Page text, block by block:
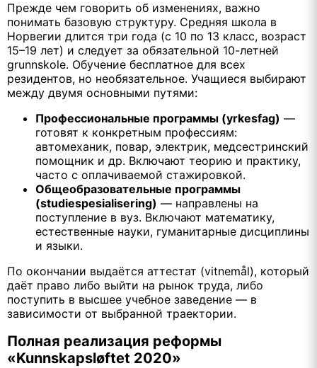
Прежде чем говорить об изменениях, важно
понимать базовую структуру. Средняя школа в
Норвегии длится три года (с 10 по 13 класс, возраст
15–19 лет) и следует за обязательной 10-летней
grunnskole. Обучение бесплатное для всех
резидентов, но необязательное. Учащиеся выбирают
между двумя основными путями:
Профессиональные программы (yrkesfag) —
готовят к конкретным профессиям:
автомеханик, повар, электрик, медсестринский
помощник и др. Включают теорию и практику,
часто с оплачиваемой стажировкой.
Общеобразовательные программы
(studiespesialisering) — направлены на
поступление в вуз. Включают математику,
естественные науки, гуманитарные дисциплины
и языки.
По окончании выдаётся аттестат (vitnemål), который
даёт право либо выйти на рынок труда, либо
поступить в высшее учебное заведение — в
зависимости от выбранной траектории.
Полная реализация реформы
«Kunnskapsløftet 2020»